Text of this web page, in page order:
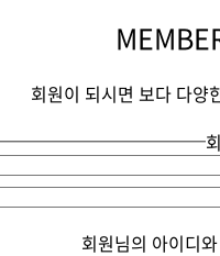
회원이 되시면 보다 다양
회원님의 아이디